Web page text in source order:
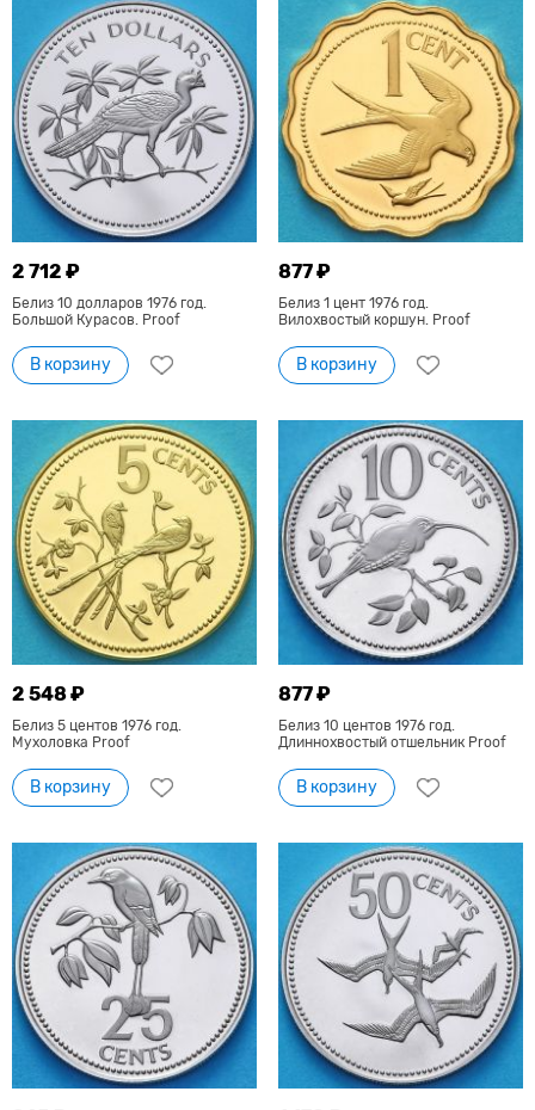
2 712 ₽
Белиз 10 долларов 1976 год.
Большой Курасов. Proof
В корзину
877 ₽
Белиз 1 цент 1976 год.
Вилохвостый коршун. Proof
В корзину
2 548 ₽
Белиз 5 центов 1976 год.
Мухоловка Proof
В корзину
877 ₽
Белиз 10 центов 1976 год.
Длиннохвостый отшельник Proof
В корзину